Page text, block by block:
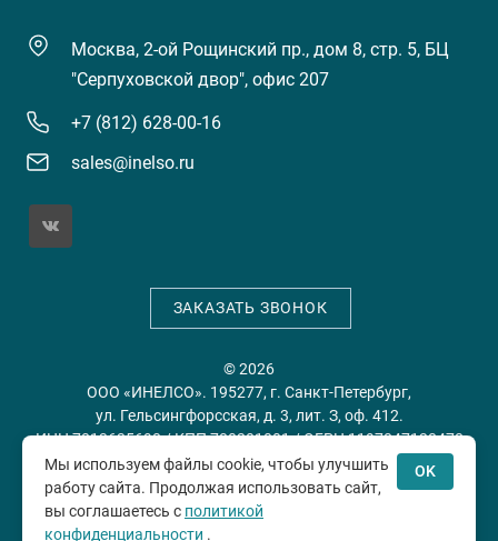
Москва, 2-ой Рощинский пр., дом 8, стр. 5, БЦ
"Серпуховской двор", офис 207
+7 (812) 628-00-16
sales@inelso.ru
ЗАКАЗАТЬ ЗВОНОК
© 2026
ООО «ИНЕЛСО». 195277, г. Санкт-Петербург,
ул. Гельсингфорсская, д. 3, лит. З, оф. 412.
ИНН 7813635698 / КПП 780201001 / ОГРН 1197847128478
Политика конфиденциальности
соглашение
Мы используем файлы cookie, чтобы улучшить
работу сайта. Продолжая использовать сайт,
вы соглашаетесь с политикой
конфиденциальности .
OK